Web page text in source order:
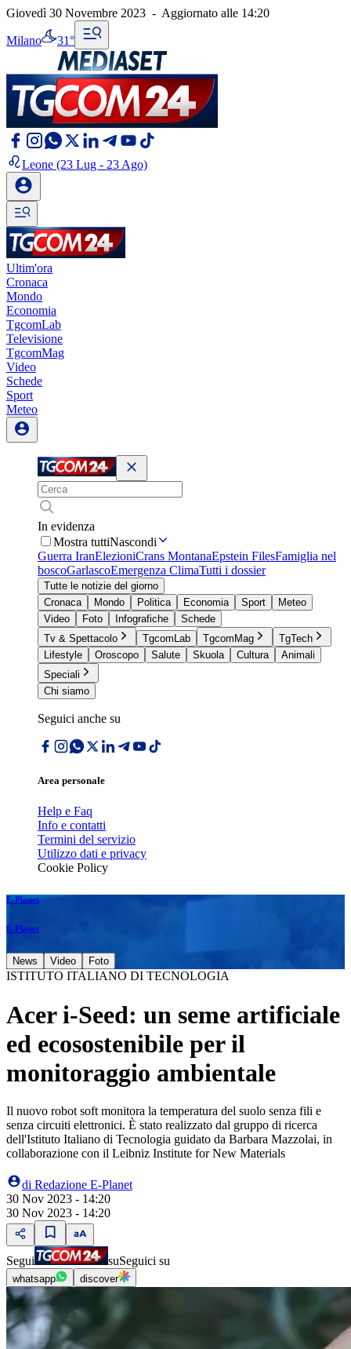
Giovedì 30 Novembre 2023 - Aggiornato alle 14:20
Milano 31°
Leone (23 Lug - 23 Ago)
Ultim'ora
Cronaca
Mondo
Economia
TgcomLab
Televisione
TgcomMag
Video
Schede
Sport
Meteo
In evidenza
Mostra tuttiNascondi
Guerra IranElezioniCrans MontanaEpstein FilesFamiglia nel
boscoGarlascoEmergenza ClimaTutti i dossier
Tutte le notizie del giorno
Cronaca
Mondo Politica Economia Sport
Meteo
Video
Foto Infografiche
Schede
Tv & Spettacolo
TgcomLab TgcomMag
TgTech
Lifestyle
Oroscopo Salute Skuola Cultura
Animali
Speciali
Chi siamo
Seguici anche su
Area personale
Help e Faq
Info e contatti
Termini del servizio
Utilizzo dati e privacy
Cookie Policy
E-Planet
E-Planet
News Video Foto
ISTITUTO ITALIANO DI TECNOLOGIA
Acer i-Seed: un seme artificiale
ed ecosostenibile per il
monitoraggio ambientale
Il nuovo robot soft monitora la temperatura del suolo senza fili e
senza circuiti elettronici. È stato realizzato dal gruppo di ricerca
dell'Istituto Italiano di Tecnologia guidato da Barbara Mazzolai, in
collaborazione con il Leibniz Institute for New Materials
di Redazione E-Planet
30 Nov 2023 - 14:20
30 Nov 2023 - 14:20
Segui suSeguici su
whatsapp discover